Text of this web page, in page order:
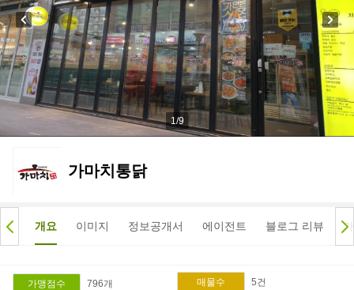
1/9
가마치통닭
개요 이미지 정보공개서 에이전트 블로그 리뷰
가맹점수 796개 매물수 5건